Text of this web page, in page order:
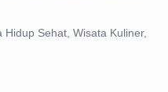
Sehat, Wisata Kuliner,